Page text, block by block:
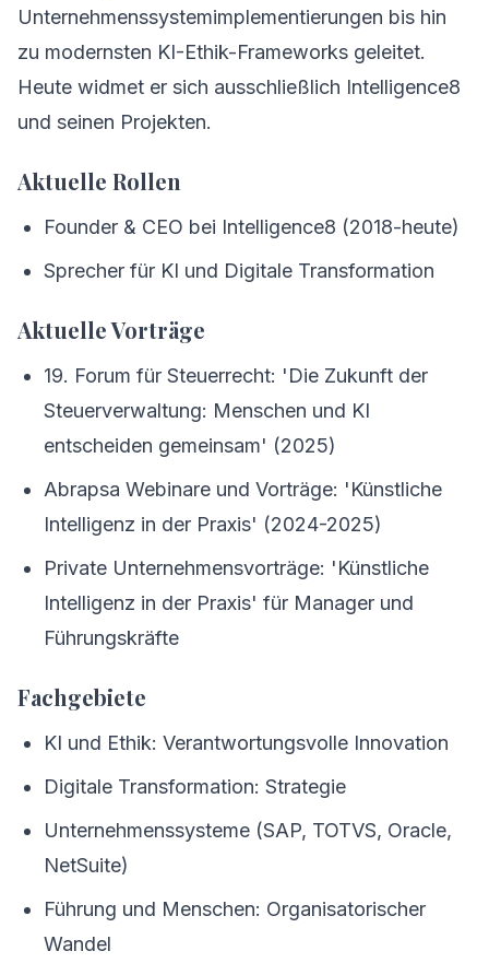
Unternehmenssystemimplementierungen bis hin
zu modernsten KI-Ethik-Frameworks geleitet.
Heute widmet er sich ausschließlich Intelligence8
und seinen Projekten.
Aktuelle Rollen
Founder & CEO bei Intelligence8 (2018-heute)
Sprecher für KI und Digitale Transformation
Aktuelle Vorträge
19. Forum für Steuerrecht: 'Die Zukunft der
Steuerverwaltung: Menschen und KI
entscheiden gemeinsam' (2025)
Abrapsa Webinare und Vorträge: 'Künstliche
Intelligenz in der Praxis' (2024-2025)
Private Unternehmensvorträge: 'Künstliche
Intelligenz in der Praxis' für Manager und
Führungskräfte
Fachgebiete
KI und Ethik: Verantwortungsvolle Innovation
Digitale Transformation: Strategie
Unternehmenssysteme (SAP, TOTVS, Oracle,
NetSuite)
Führung und Menschen: Organisatorischer
Wandel